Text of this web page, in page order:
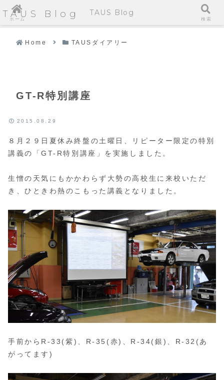
TAUS Blog
Home TAUSダイアリー
GT-R特別講座
2015.08.29
８月２９日夏休み終盤の土曜日、リピーター限定の特別
講義の「GT-R特別講座」を実施しました。
生憎の天気にもかかわらず大勢の高校生に来校いただ
き、ひときわ熱のこもった講義となりました。
手前からR-33(紫)、R-35(赤)、R-34(銀)、R-32(あ
がってます)
ホーム
TAUS Blog
検索